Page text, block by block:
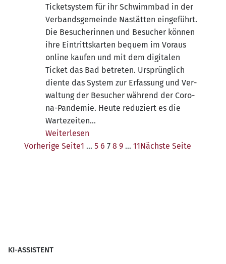
Ticke­t­­sys­­tem für ihr Schwimm­bad in der
Ver­bands­ge­mein­de Nastät­ten ein­ge­führt.
Die Besu­che­rin­nen und Besu­cher kön­nen
ihre Ein­tritts­kar­ten bequem im Vor­aus
online kau­fen und mit dem digi­ta­len
Ticket das Bad betre­ten. Ursprüng­lich
dien­te das Sys­tem zur Erfas­sung und Ver­
wal­tung der Besu­cher wäh­rend der Coro­­
na-Pan­­de­­mie. Heu­te redu­ziert es die
Wartezeiten…
Wei­ter­le­sen
Vor­he­ri­ge Seite1 … 5 6 7 8 9 … 11Nächs­te Seite
KI-ASSISTENT